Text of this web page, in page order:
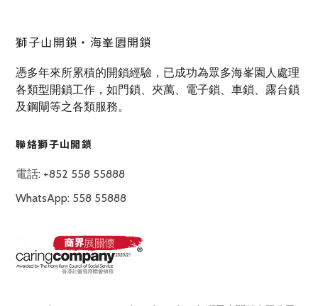
獅子山開鎖‧海峯園開鎖
憑多年來所累積的開鎖經驗，已成功為眾多海峯園人處理
各類型開鎖工作，如門鎖、夾萬、電子鎖、車鎖、露台鎖
及鋼閘等之各類服務。
聯絡獅子山開鎖
電話: +852 558 55888
WhatsApp: 558 55888